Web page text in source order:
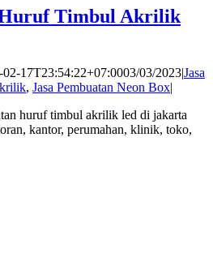
Huruf Timbul Akrilik
02-17T23:54:22+07:0003/03/2023|Jasa
, Jasa Pembuatan Neon Box|
huruf timbul akrilik led di jakarta
kantor, perumahan, klinik, toko,